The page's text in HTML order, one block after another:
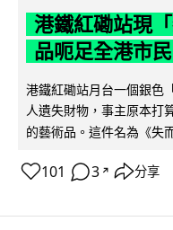
港鐵紅磡站現
品呃足全港市
港鐵紅磡站月台一個銀色
人遺失財物，事主原本打
的藝術品。這件名為《失
101 3 ↗ 分享